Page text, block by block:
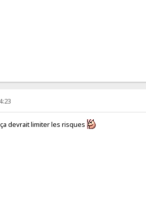
devrait limiter les risques